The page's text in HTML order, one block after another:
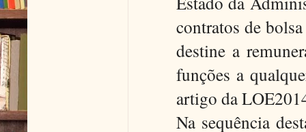
contratos de
destine a
funções a
artigo da
Na sequência